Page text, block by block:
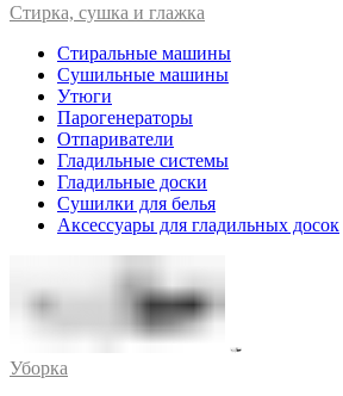
Стирка, сушка и глажка
Стиральные машины
Сушильные машины
Утюги
Парогенераторы
Отпариватели
Гладильные системы
Гладильные доски
Сушилки для белья
Аксессуары для гладильных досок
Уборка